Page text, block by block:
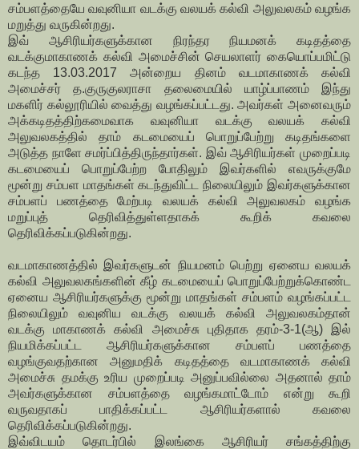
சம்பளத்தையே வவுனியா வடக்கு வலயக் கல்வி அலுவலகம் வழங்க
மறுத்து வருகின்றது.
இவ் ஆசிரியர்களுக்கான நிரந்தர நியமனக் கடிதத்தை
வடக்குமாகாணக் கல்வி அமைச்சின் செயலாளர் கையொப்பமிட்டு
கடந்த 13.03.2017 அன்றைய தினம் வடமாகாணக் கல்வி
அமைச்சர் த.குருகுலராசா தலைமையில் யாழ்ப்பாணம் இந்து
மகளிர் கல்லூரியில் வைத்து வழங்கப்பட்டது. அவர்கள் அனைவரும்
அக்கடிதத்திற்கமைவாக வவுனியா வடக்கு வலயக் கல்வி
அலுவலகத்தில் தாம் கடமையைப் பொறுப்பேற்று கடிதங்களை
அடுத்த நாளே சமர்ப்பித்திருந்தார்கள். இவ் ஆசிரியர்கள் முறைப்படி
கடமையைப் பொறுப்பேற்ற போதிலும் இவர்களில் எவருக்குமே
மூன்று சம்பள மாதங்கள் கடந்துவிட்ட நிலையிலும் இவர்களுக்கான
சம்பளப் பணத்தை மேற்படி வலயக் கல்வி அலுவலகம் வழங்க
மறுப்புத் தெரிவித்துள்ளதாகக் கூறிக் கவலை
தெரிவிக்கப்படுகின்றது.
வடமாகாணத்தில் இவர்களுடன் நியமனம் பெற்று ஏனைய வலயக்
கல்வி அலுவலகங்களின் கீழ் கடமையைப் பொறுப்பேற்றுக்கொண்ட
ஏனைய ஆசிரியர்களுக்கு மூன்று மாதங்கள் சம்பளம் வழங்கப்பட்ட
நிலையிலும் வவுனிய வடக்கு வலயக் கல்வி அலுவலகம்தான்
வடக்கு மாகாணக் கல்வி அமைச்சு புதிதாக தரம்-3-1(ஆ) இல்
நியமிக்கப்பட்ட ஆசிரியர்களுக்கான சம்பளப் பணத்தை
வழங்குவதற்கான அனுமதிக் கடிதத்தை வடமாகாணக் கல்வி
அமைச்சு தமக்கு உரிய முறைப்படி அனுப்பவில்லை அதனால் தாம்
அவர்களுக்கான சம்பளத்தை வழங்கமாட்டோம் என்று கூறி
வருவதாகப் பாதிக்கப்பட்ட ஆசிரியர்களால் கவலை
தெரிவிக்கப்படுகின்றது.
இவ்விடயம் தொடர்பில் இலங்கை ஆசிரியர் சங்கத்திற்கு